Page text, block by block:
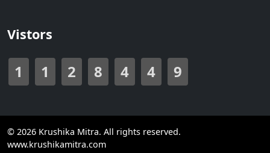
Vistors
1 1 2 8 4 4 9
© 2026 Krushika Mitra. All rights reserved.
www.krushikamitra.com